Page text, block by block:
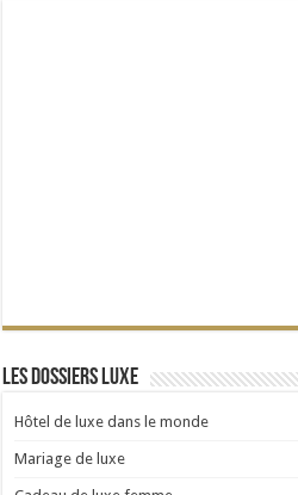
Les dossiers Luxe
Hôtel de luxe dans le monde
Mariage de luxe